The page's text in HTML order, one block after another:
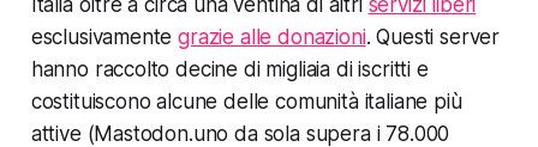
esclusivamentegrazie alle donazioni. Questi server
hanno raccolto decine di migliaia di iscritti e
costituiscono alcune delle comunità italiane più
attive (Mastodon.uno da sola supera i 78.000